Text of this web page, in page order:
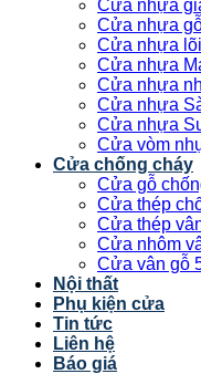
Cửa nhựa
Cửa nhựa
Cửa nhựa
Cửa nhựa
Cửa nhựa
Cửa nhựa
Cửa nhựa
Cửa vòm
Cửa chống cháy
Cửa gỗ
Cửa thép
Cửa thép
Cửa nhôm
Cửa vân gỗ
Nội thất
Phụ kiện cửa
Tin tức
Liên hệ
Báo giá